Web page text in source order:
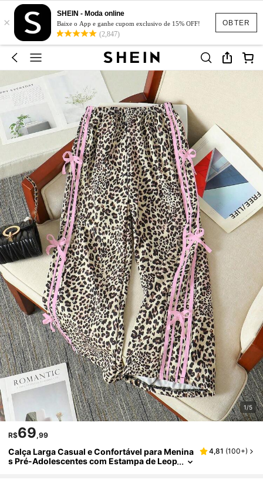
OBTER
×
SHEIN - Moda online
Baixe o App e ganhe cupom exclusivo de 15% OFF!
(2,847)
1/5
R$69,99
Calça Larga Casual e Confortável para Menina
s Pré-Adolescentes com Estampa de Leop
4,81 (100+)